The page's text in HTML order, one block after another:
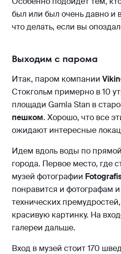
был или был очень давно и
что делать, если вы
Выходим с парома
Итак, паром компании
Стокгольм примерно в 10
площади Gamla Stan в
пешком. Хорошо, что все
ожидают интересные
Идем вдоль воды по
города. Первое место, где
музей фотографии
понравится и фотографам
технических
красивую картинку. На
галереи дальше.
Вход в музей стоит 170